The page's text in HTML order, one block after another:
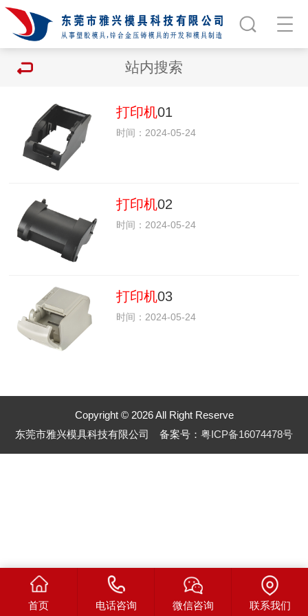
站内搜索
打印机01
时间：2024-05-24
打印机02
时间：2024-05-24
打印机03
时间：2024-05-24
Copyright © 2026 All Right Reserve
东莞市雅兴模具科技有限公司 备案号： 粤ICP备16074478号
首页 电话咨询 微信咨询 联系我们